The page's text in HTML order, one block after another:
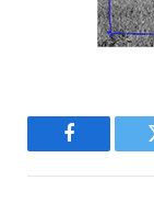
Facebook